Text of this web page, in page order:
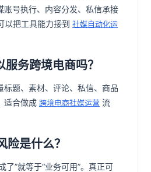
账号执行、内容分发、私信承接
以把工具能力接到 社媒自动化运
务跨境电商吗？
标题、素材、评论、私信、商品
适合做成 跨境电商社媒运营 流
险是什么？
了”就等于“业务可用”。真正可